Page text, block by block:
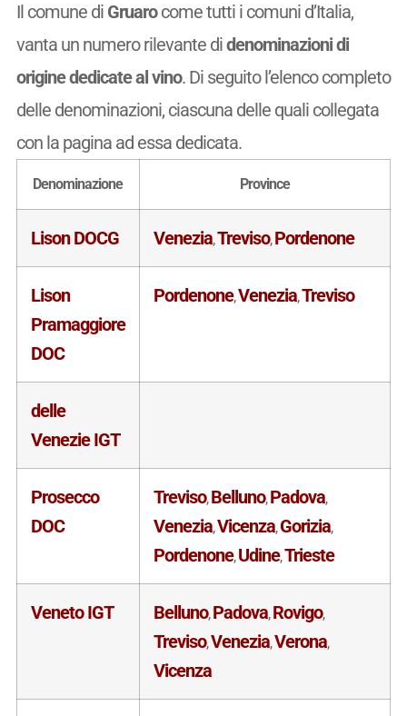
Il comune di Gruarocome tutti i comuni d’Italia,
vanta un numero rilevante didenominazioni di
origine dedicate al vino. Di seguito l’elenco completo
delle denominazioni, ciascuna delle quali collegata
con la pagina ad essa dedicata.
Denominazione Province
Lison DOCG Venezia,Treviso,Pordenone
Lison
Pramaggiore
DOC
Pordenone,Venezia,Treviso
delle
Venezie IGT
Prosecco
DOC
Treviso,Belluno,Padova,
Venezia,Vicenza,Gorizia,
Pordenone,Udine,Trieste
Veneto IGT Belluno,Padova,Rovigo,
Treviso,Venezia,Verona,
Vicenza